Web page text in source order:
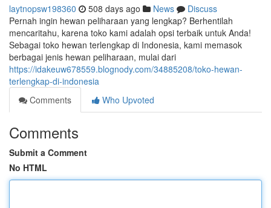
laytnopsw198360 508 days ago News
Discuss
Pernah ingin hewan peliharaan yang lengkap? Berhentilah
mencaritahu, karena toko kami adalah opsi terbaik untuk Anda!
Sebagai toko hewan terlengkap di Indonesia, kami memasok
berbagai jenis hewan peliharaan, mulai dari
https://idakeuw678559.blognody.com/34885208/toko-hewan-
terlengkap-di-indonesia
Comments
Who Upvoted
Comments
Submit a Comment
No HTML